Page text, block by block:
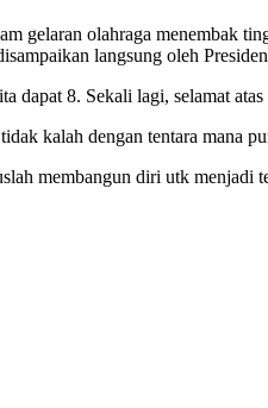
gelaran olahraga menembak
langsung oleh
8. Sekali lagi, selamat
kalah dengan tentara mana
membangun diri utk menjadi